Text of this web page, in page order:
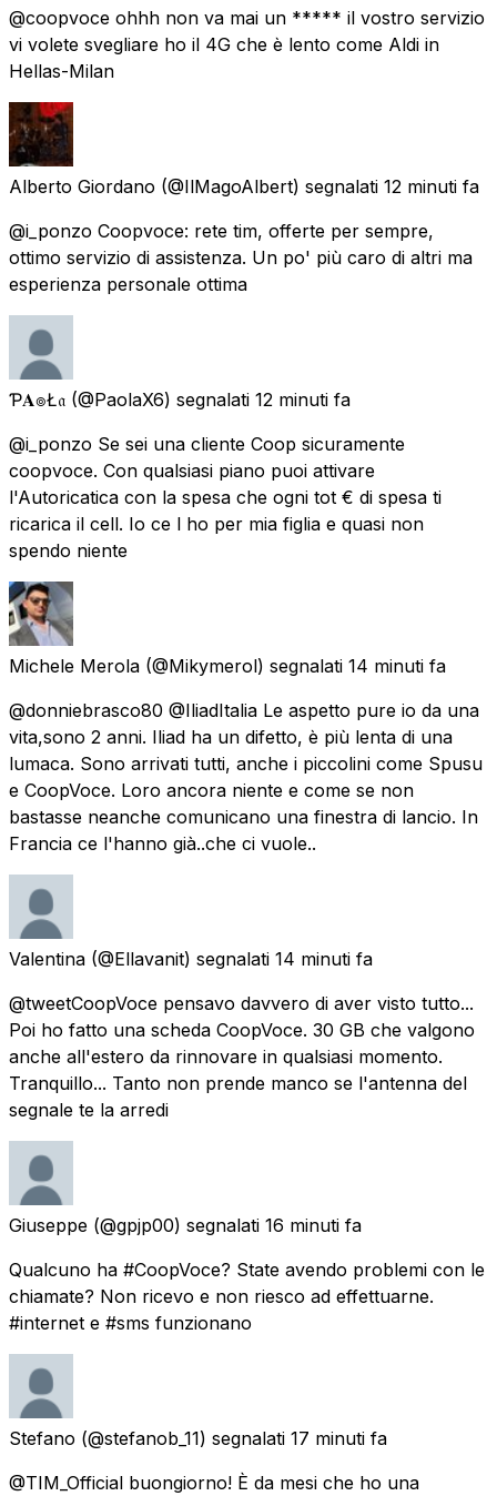
@coopvoce ohhh non va mai un ***** il vostro servizio
vi volete svegliare ho il 4G che è lento come Aldi in
Hellas-Milan
Alberto Giordano (@IlMagoAlbert) segnalati 12 minuti fa
@i_ponzo Coopvoce: rete tim, offerte per sempre,
ottimo servizio di assistenza. Un po' più caro di altri ma
esperienza personale ottima
Ƥ𝐀๏Ł𝔞 (@PaolaX6) segnalati 12 minuti fa
@i_ponzo Se sei una cliente Coop sicuramente
coopvoce. Con qualsiasi piano puoi attivare
l'Autoricatica con la spesa che ogni tot € di spesa ti
ricarica il cell. Io ce l ho per mia figlia e quasi non
spendo niente
Michele Merola (@Mikymerol) segnalati 14 minuti fa
@donniebrasco80 @IliadItalia Le aspetto pure io da una
vita,sono 2 anni. Iliad ha un difetto, è più lenta di una
lumaca. Sono arrivati tutti, anche i piccolini come Spusu
e CoopVoce. Loro ancora niente e come se non
bastasse neanche comunicano una finestra di lancio. In
Francia ce l'hanno già..che ci vuole..
Valentina (@Ellavanit) segnalati 14 minuti fa
@tweetCoopVoce pensavo davvero di aver visto tutto...
Poi ho fatto una scheda CoopVoce. 30 GB che valgono
anche all'estero da rinnovare in qualsiasi momento.
Tranquillo... Tanto non prende manco se l'antenna del
segnale te la arredi
Giuseppe (@gpjp00) segnalati 16 minuti fa
Qualcuno ha #CoopVoce? State avendo problemi con le
chiamate? Non ricevo e non riesco ad effettuarne.
#internet e #sms funzionano
Stefano (@stefanob_11) segnalati 17 minuti fa
@TIM_Official buongiorno! È da mesi che ho una